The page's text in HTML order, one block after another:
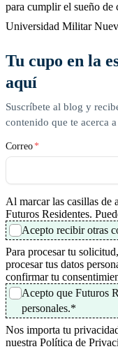
para cumplir el sueño de
Universidad Militar
Tu cupo en la
aquí
Suscríbete al blog y
contenido que te acerca
Correo *
Al marcar las casillas de
Futuros Residentes.
Acepto recibir otras
Para procesar tu
procesar tus datos
confirmar tu
Acepto que Futuros
personales.*
Nos importa tu
nuestra Política de